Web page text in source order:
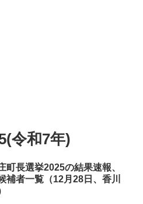
令和7年)
町長選挙2025の結果速報、
補者一覧（12月28日、香川